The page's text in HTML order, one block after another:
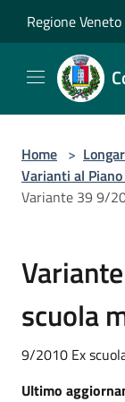
Regione Veneto
Home >
Varianti al
Variante 39 9/
scuola
9/2010 Ex
Ultimo